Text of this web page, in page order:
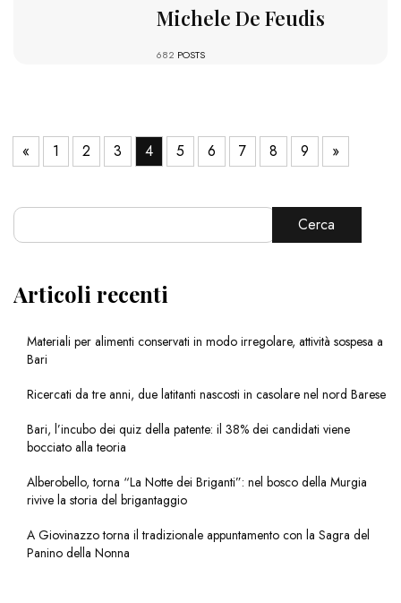
Michele De Feudis
682 POSTS
« 1 2 3 4 5 6 7 8 9 »
Cerca
Articoli recenti
Materiali per alimenti conservati in modo irregolare, attività sospesa a
Bari
Ricercati da tre anni, due latitanti nascosti in casolare nel nord Barese
Bari, l’incubo dei quiz della patente: il 38% dei candidati viene
bocciato alla teoria
Alberobello, torna “La Notte dei Briganti”: nel bosco della Murgia
rivive la storia del brigantaggio
A Giovinazzo torna il tradizionale appuntamento con la Sagra del
Panino della Nonna